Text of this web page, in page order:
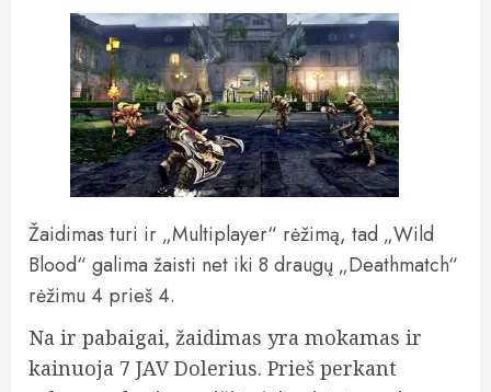
Žaidimas turi ir „Multiplayer“ rėžimą, tad „Wild
Blood“ galima žaisti net iki 8 draugų „Deathmatch“
rėžimu 4 prieš 4.
Na ir pabaigai, žaidimas yra mokamas ir
kainuoja 7 JAV Dolerius. Prieš perkant